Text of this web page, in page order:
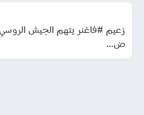
زعيم #فاغنر يتهم الجيش الروسي
ض...